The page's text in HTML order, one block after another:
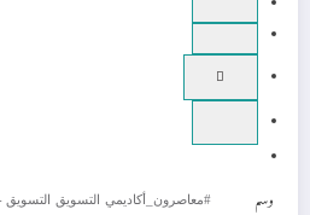
وسم #معاصرون_أكاديمي التسويق التسويق